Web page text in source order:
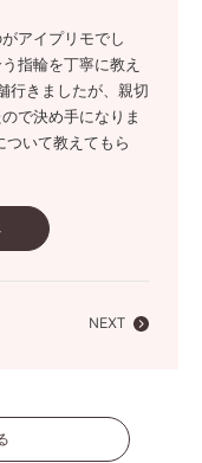
アイプリモでし
指輪を丁寧に教え
行きましたが、親切
で決め手になりま
ついて教えてもら
NEXT